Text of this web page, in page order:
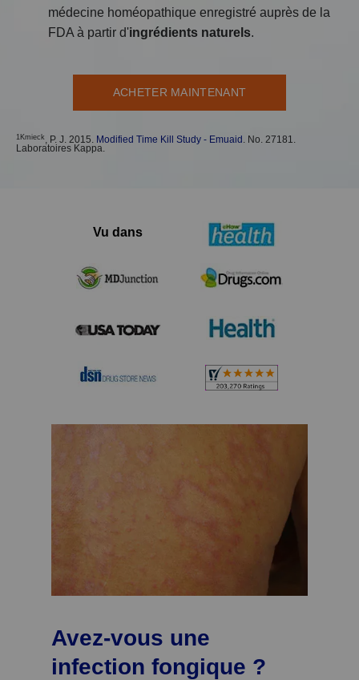
médecine homéopathique enregistré auprès de la
FDA à partir d'ingrédients naturels.
ACHETER MAINTENANT
1Kmieck , P. J. 2015. Modified Time Kill Study - Emuaid . No. 27181.
Laboratoires Kappa.
Vu dans
Avez-vous une
infection fongique ?